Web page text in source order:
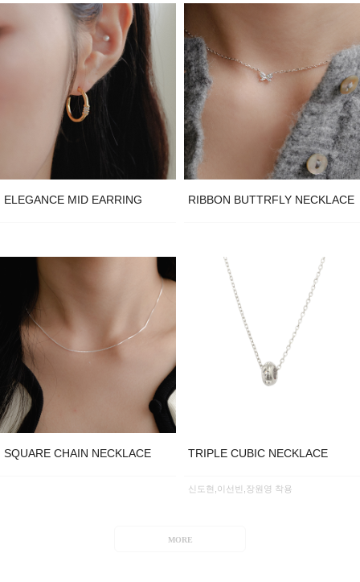
ELEGANCE MID EARRING RIBBON BUTTRFLY NECKLACE
SQUARE CHAIN NECKLACE TRIPLE CUBIC NECKLACE
신도현,이선빈,장원영 착용
MORE